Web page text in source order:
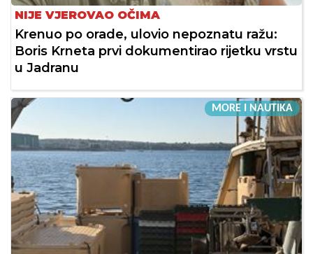
NIJE VJEROVAO OČIMA
Krenuo po orade, ulovio nepoznatu ražu:
Boris Krneta prvi dokumentirao rijetku vrstu
u Jadranu
MORE I NAUTIKA